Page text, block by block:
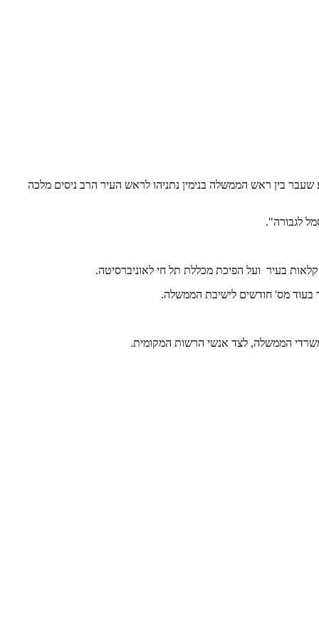
בין ראש הממשלה בנימין נתניהו לראש העיר הרב ניסים מלכה
לגבורה".
בעיר ועל הפיכת מכללת תל חי לאוניברסיטה.
בעוד מס' חודשים לישיבת הממשלה.
משרדי הממשלה, לצד אנשי הרשות המקומית.